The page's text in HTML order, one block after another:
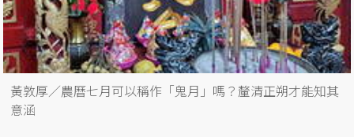
黃敦厚／農曆七月可以稱作「鬼月」嗎？釐清正朔才能知其
意涵